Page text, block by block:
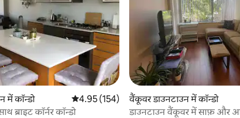
में कॉन्डो औसत रेटिंग 5 में से 4.95, 154 समीक्षाएँ
4.95 (154)
ब्राइट कॉर्नर कॉन्डो
वैंकूवर डाउनटाउन में कॉन्डो
डाउनटाउन वैंकूवर में साफ़ और